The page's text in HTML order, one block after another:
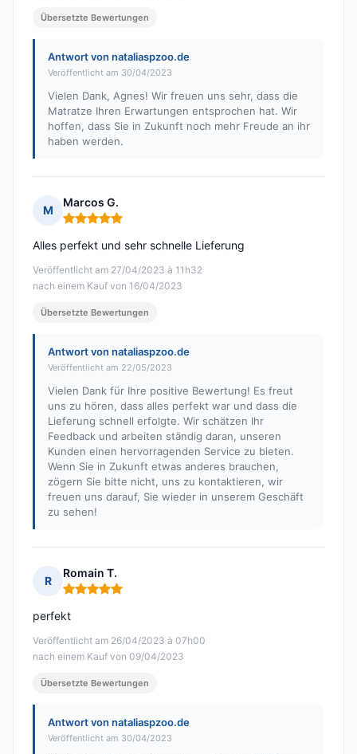
Übersetzte Bewertungen
Antwort von nataliaspzoo.de
Veröffentlicht am 30/04/2023
Vielen Dank, Agnes! Wir freuen uns sehr, dass die
Matratze Ihren Erwartungen entsprochen hat. Wir
hoffen, dass Sie in Zukunft noch mehr Freude an ihr
haben werden.
M
Marcos G.
Hinweis: 5 von 5
Veröffentlicht am 27/04/2023 à 11h32
nach einem Kauf von 16/04/2023
Alles perfekt und sehr schnelle Lieferung
Übersetzte Bewertungen
Antwort von nataliaspzoo.de
Veröffentlicht am 22/05/2023
Vielen Dank für Ihre positive Bewertung! Es freut
uns zu hören, dass alles perfekt war und dass die
Lieferung schnell erfolgte. Wir schätzen Ihr
Feedback und arbeiten ständig daran, unseren
Kunden einen hervorragenden Service zu bieten.
Wenn Sie in Zukunft etwas anderes brauchen,
zögern Sie bitte nicht, uns zu kontaktieren, wir
freuen uns darauf, Sie wieder in unserem Geschäft
zu sehen!
R
Romain T.
Hinweis: 5 von 5
Veröffentlicht am 26/04/2023 à 07h00
nach einem Kauf von 09/04/2023
perfekt
Übersetzte Bewertungen
Antwort von nataliaspzoo.de
Veröffentlicht am 30/04/2023